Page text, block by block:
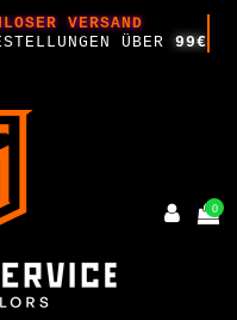
VERSAND
ÜBER 99€
0